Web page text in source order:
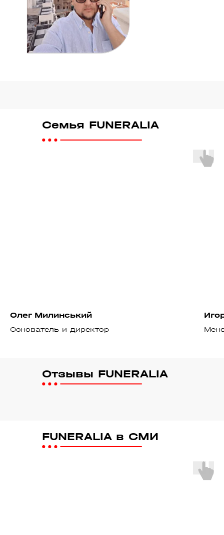
Семья FUNERALIA
Олег Милинський
Основатель и директор
Отзывы FUNERALIA
FUNERALIA в СМИ